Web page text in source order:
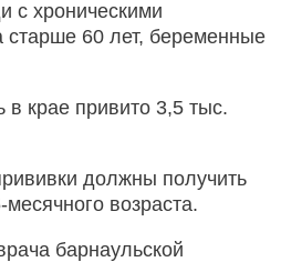
с хроническими
старше 60 лет, беременные
крае привито 3,5 тыс.
должны получить
возраста.
барнаульской